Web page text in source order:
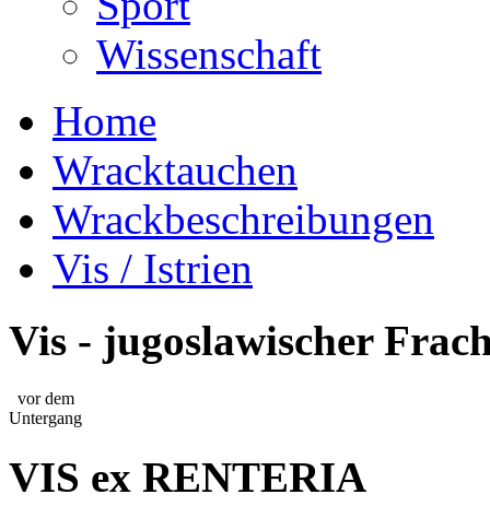
Wissenschaft
Home
Wracktauchen
Wrackbeschreibungen
Vis / Istrien
Vis - jugoslawischer
vor dem
Untergang
VIS ex RENTERIA